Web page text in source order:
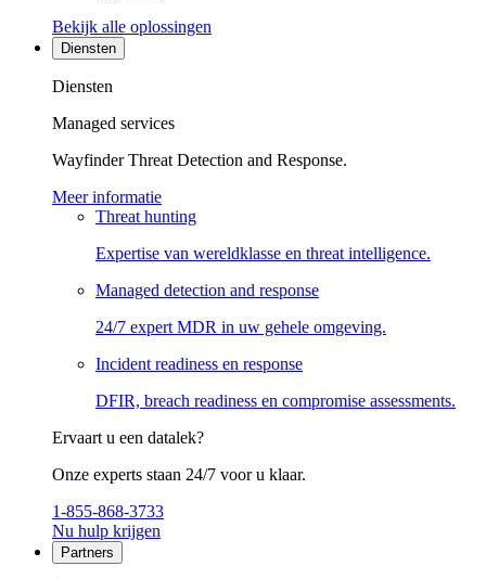
Bekijk alle oplossingen
Diensten
Diensten
Managed services
Wayfinder Threat Detection and Response.
Meer informatie
Threat hunting
Expertise van wereldklasse en threat intelligence.
Managed detection and response
24/7 expert MDR in uw gehele omgeving.
Incident readiness en response
DFIR, breach readiness en compromise assessments.
Ervaart u een datalek?
Onze experts staan 24/7 voor u klaar.
1-855-868-3733
Nu hulp krijgen
Partners